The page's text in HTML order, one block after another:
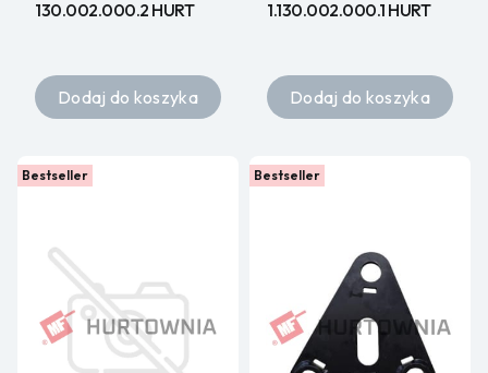
130.002.000.2 HURT
Dodaj do koszyka
1.130.002.000.1 HURT
Dodaj do koszyka
Bestseller Bestseller